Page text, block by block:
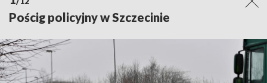
Pościg policyjny w Szczecinie